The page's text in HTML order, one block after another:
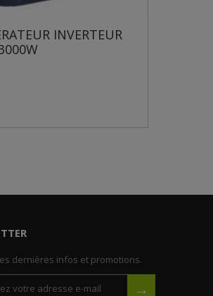
INVERTEUR
dernières infos et promotions.
→